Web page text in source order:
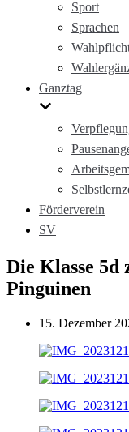
Sport
Sprachen
Ganztag
Förderverein
SV
Die Klasse 5d
Pinguinen
15. Dezember